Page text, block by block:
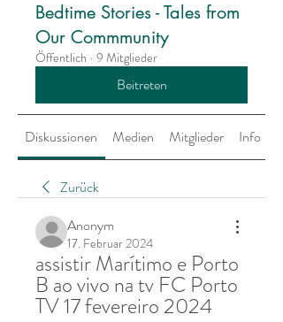
Bedtime Stories - Tales from
Our Commmunity
Öffentlich · 9 Mitglieder
Beitreten
Diskussionen Medien Mitglieder Info
Zurück
Anonym
17. Februar 2024
assistir Marítimo e Porto
B ao vivo na tv FC Porto
TV 17 fevereiro 2024